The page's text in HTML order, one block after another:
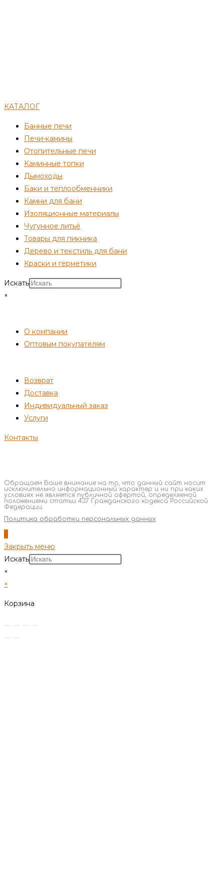
КАТАЛОГ
Банные печи
Печи-камины
Отопительные печи
Каминные топки
Дымоходы
Баки и теплообменники
Камни для бани
Изоляционные материалы
Чугунное литьё
Товары для пикника
Дерево и текстиль для бани
Краски и герметики
Искать
×
О компании
Оптовым покупателям
Возврат
Доставка
Индивидуальный заказ
Услуги
Контакты
Обращаем Ваше внимание на то, что данный сайт носит
исключительно информационный характер и ни при каких
условиях не является публичной офертой, определяемой
положениями статьи 437 Гражданского кодекса Российской
Федерации.
Политика обработки персональных данных
Закрыть меню
Искать
×
×
Корзина